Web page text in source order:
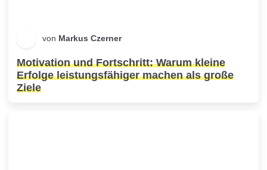
von Markus Czerner
Motivation und Fortschritt: Warum kleine
Erfolge leistungsfähiger machen als große
Ziele